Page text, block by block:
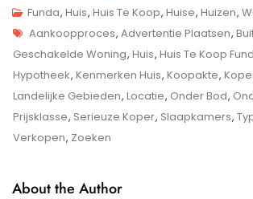
Funda, Huis, Huis Te Koop, Huise, Huizen,
Tags
Aankoopproces, Advertentie Plaatsen,
Geschakelde Woning, Huis, Huis Te Koop
Hypotheek, Kenmerken Huis, Koopakte,
Landelijke Gebieden, Locatie, Onder Bod,
Prijsklasse, Serieuze Koper, Slaapkamers,
Verkopen, Zoeken
About the Author